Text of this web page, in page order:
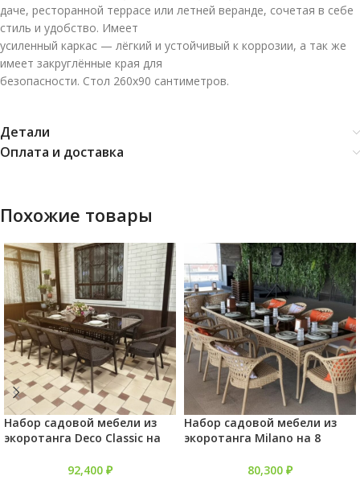
даче, ресторанной террасе или летней веранде, сочетая в себе
стиль и удобство. Имеет
усиленный каркас — лёгкий и устойчивый к коррозии, а так же
имеет закруглённые края для
безопасности. Стол 260х90 сантиметров.
Детали
Оплата и доставка
Похожие товары
Набор садовой мебели из
экоротанга Deco Classic на
92,400 ₽
Набор садовой мебели из
экоротанга Milano на 8
80,300 ₽